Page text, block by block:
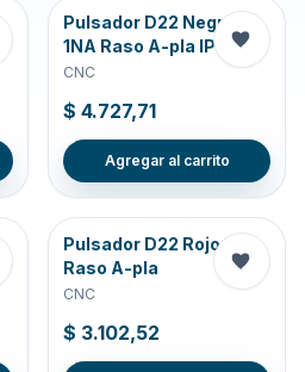
Pulsador D22 Negro
1NA Raso A-pla IP65
CNC
$ 4.727,71
Agregar al carrito
Pulsador D22 Rojo 1NC
Raso A-pla
CNC
$ 3.102,52